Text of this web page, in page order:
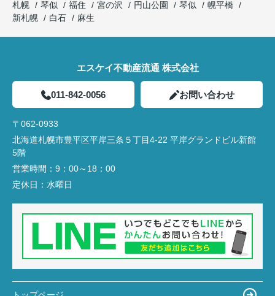
札幌
琴似 福住 宮の沢 円山公園 琴似
幌平橋
新札幌
白石 麻生
エスケイ不動産流通 株式会社
011-842-0056 お問い合わせ
〒062-0933
北海道札幌市豊平区平岸三条５丁目4-22 平岸グランドビル新館
5階
営業時間： 9：00～18：00
定休日： 水曜日